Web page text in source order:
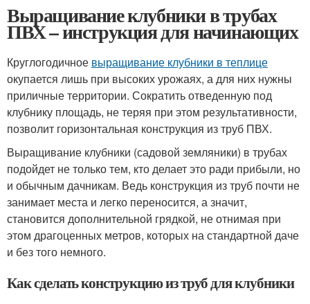
Выращивание клубники в трубах
ПВХ – инструкция для начинающих
Круглогодичное выращивание клубники в теплице
окупается лишь при высоких урожаях, а для них нужны
приличные территории. Сократить отведенную под
клубнику площадь, не теряя при этом результативности,
позволит горизонтальная конструкция из труб ПВХ.
Выращивание клубники (садовой земляники) в трубах
подойдет не только тем, кто делает это ради прибыли, но
и обычным дачникам. Ведь конструкция из труб почти не
занимает места и легко переносится, а значит,
становится дополнительной грядкой, не отнимая при
этом драгоценных метров, которых на стандартной даче
и без того немного.
Как сделать конструкцию из труб для клубники